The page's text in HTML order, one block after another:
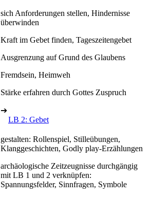
sich Anforderungen stellen, Hindernisse
überwinden
Kraft im Gebet finden, Tageszeitengebet
Ausgrenzung auf Grund des Glaubens
Fremdsein, Heimweh
Stärke erfahren durch Gottes Zuspruch
➔
LB 2: Gebet
gestalten: Rollenspiel, Stilleübungen,
Klanggeschichten, Godly play-Erzählungen
archäologische Zeitzeugnisse durchgängig
mit LB 1 und 2 verknüpfen:
Spannungsfelder, Sinnfragen, Symbole